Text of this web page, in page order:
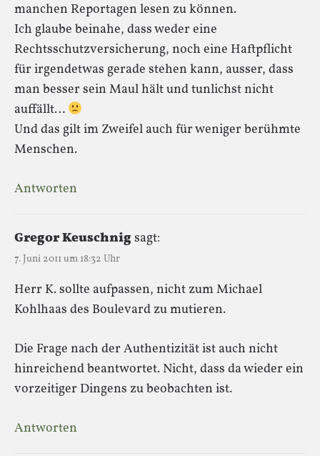
manchen Reportagen lesen zu können.
Ich glaube beinahe, dass weder eine
Rechtsschutzversicherung, noch eine Haftpflicht
für irgendetwas gerade stehen kann, ausser, dass
man besser sein Maul hält und tunlichst nicht
auffällt…
Und das gilt im Zweifel auch für weniger berühmte
Menschen.
Antworten
Gregor Keuschnigsagt:
7. Juni 2011 um 18:32 Uhr
Herr K. sollte aufpassen, nicht zum Michael
Kohlhaas des Boulevard zu mutieren.
Die Frage nach der Authentizität ist auch nicht
hinreichend beantwortet. Nicht, dass da wieder ein
vorzeitiger Dingens zu beobachten ist.
Antworten